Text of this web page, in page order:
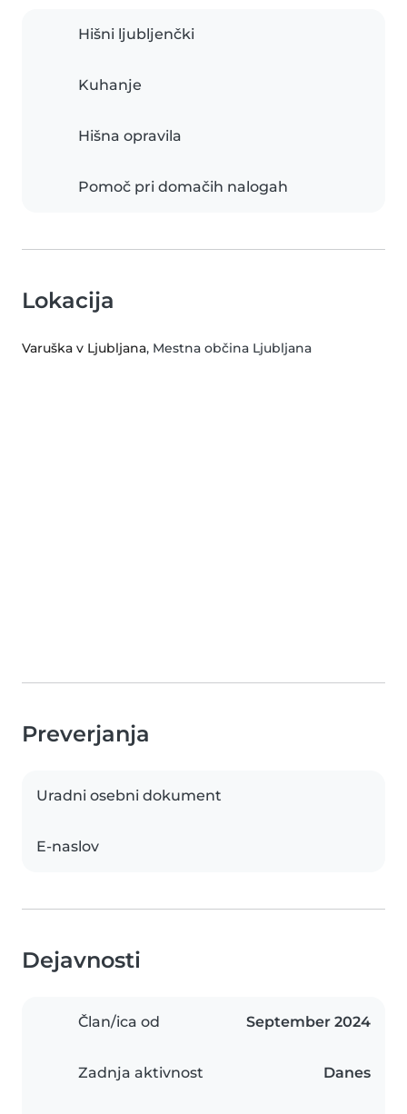
Hišni ljubljenčki
Kuhanje
Hišna opravila
Pomoč pri domačih nalogah
Lokacija
Varuška v Ljubljana, Mestna občina Ljubljana
Preverjanja
Uradni osebni dokument
E-naslov
Dejavnosti
Član/ica od September 2024
Zadnja aktivnost Danes